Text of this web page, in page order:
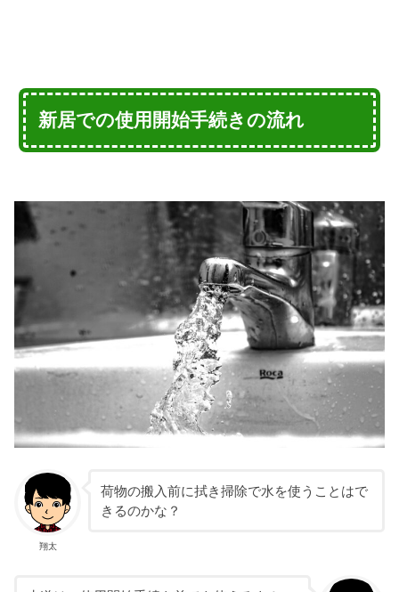
新居での使用開始手続きの流れ
翔太
荷物の搬入前に拭き掃除で水を使うことはで
きるのかな？